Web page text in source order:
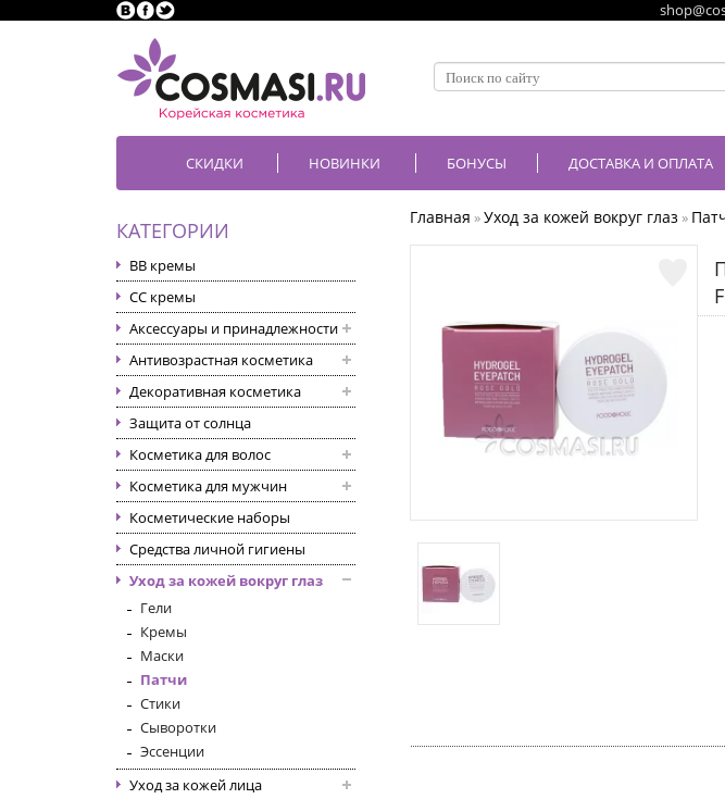
СКИДКИ НОВИНКИ БОНУСЫ ДОСТАВКА И ОПЛАТА
КАТЕГОРИИ
BB кремы
CC кремы
Аксессуары и принадлежности
Антивозрастная косметика
Декоративная косметика
Защита от солнца
Косметика для волос
Косметика для мужчин
Косметические наборы
Средства личной гигиены
Уход за кожей вокруг глаз
Гели
Кремы
Маски
Патчи
Стики
Сыворотки
Эссенции
Уход за кожей лица
Главная »Уход за кожей вокруг глаз »